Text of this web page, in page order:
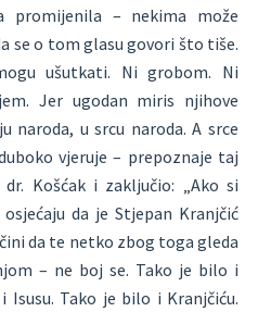
promijenila – nekima može
se o tom glasu govori što tiše.
ušutkati. Ni grobom. Ni
Jer ugodan miris njihove
naroda, u srcu naroda. A srce
vjeruje – prepoznaje taj
Košćak i zaključio: „Ako si
da je Stjepan Kranjčić
da te netko zbog toga gleda
– ne boj se. Tako je bilo i
Tako je bilo i Kranjčiću.